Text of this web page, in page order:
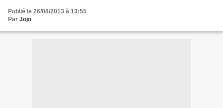
Publié le 26/08/2013 à 13:55
Par Jojo